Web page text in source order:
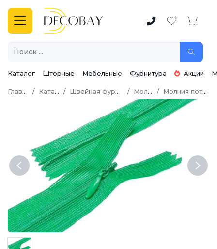
Каталог Шторные Мебельные Фурнитура Акции
Главная Каталог Швейная фурнитура Молнии Молния потайная
Previous Next